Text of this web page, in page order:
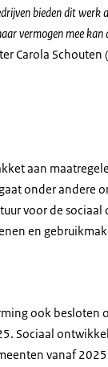
bieden dit werk
vermogen mee
Carola
aan
onder andere
voor de
en
ook besloten
Sociaal
vanaf